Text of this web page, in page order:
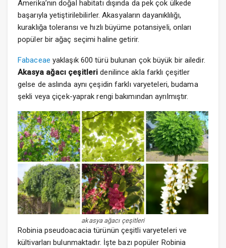
Amerika’nın doğal habitatı dışında da pek çok ülkede
başarıyla yetiştirilebilirler. Akasyaların dayanıklılığı,
kuraklığa toleransı ve hızlı büyüme potansiyeli, onları
popüler bir ağaç seçimi haline getirir.
Fabaceae yaklaşık 600 türü bulunan çok büyük bir ailedir.
Akasya ağacı çeşitleri denilince akla farklı çeşitler
gelse de aslında aynı çeşidin farklı varyeteleri, budama
şekli veya çiçek-yaprak rengi bakımından ayrılmıştır.
akasya ağacı çeşitleri
Robinia pseudoacacia türünün çeşitli varyeteleri ve
kültivarları bulunmaktadır. İşte bazı popüler Robinia